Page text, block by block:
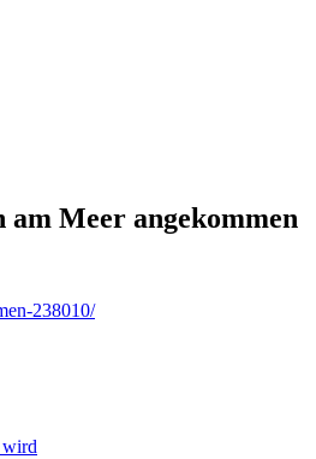
Meer angekommen
238010/
wird